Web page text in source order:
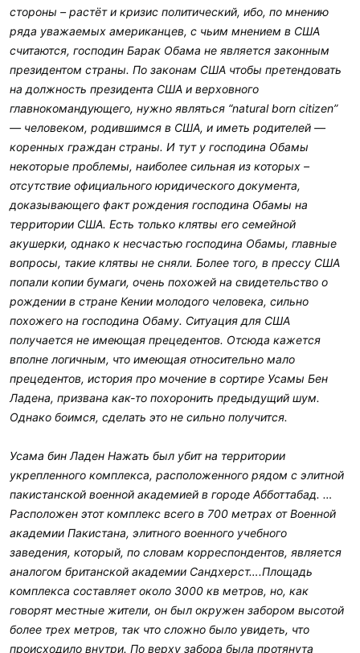
стороны – растёт и кризис политический, ибо, по мнению
ряда уважаемых американцев, с чьим мнением в США
считаются, господин Барак Обама не является законным
президентом страны. По законам США чтобы претендовать
на должность президента США и верховного
главнокомандующего, нужно являться “natural born citizen”
— человеком, родившимся в США, и иметь родителей —
коренных граждан страны. И тут у господина Обамы
некоторые проблемы, наиболее сильная из которых –
отсутствие официального юридического документа,
доказывающего факт рождения господина Обамы на
территории США. Есть только клятвы его семейной
акушерки, однако к несчастью господина Обамы, главные
вопросы, такие клятвы не сняли. Более того, в прессу США
попали копии бумаги, очень похожей на свидетельство о
рождении в стране Кении молодого человека, сильно
похожего на господина Обаму. Ситуация для США
получается не имеющая прецедентов. Отсюда кажется
вполне логичным, что имеющая относительно мало
прецедентов, история про мочение в сортире Усамы Бен
Ладена, призвана как-то похоронить предыдущий шум.
Однако боимся, сделать это не сильно получится.
Усама бин Ладен Нажать был убит на территории
укрепленного комплекса, расположенного рядом с элитной
пакистанской военной академией в городе Абботтабад. …
Расположен этот комплекс всего в 700 метрах от Военной
академии Пакистана, элитного военного учебного
заведения, который, по словам корреспондентов, является
аналогом британской академии Сандхерст….Площадь
комплекса составляет около 3000 кв метров, но, как
говорят местные жители, он был окружен забором высотой
более трех метров, так что сложно было увидеть, что
происходило внутри. По верху забора была протянута